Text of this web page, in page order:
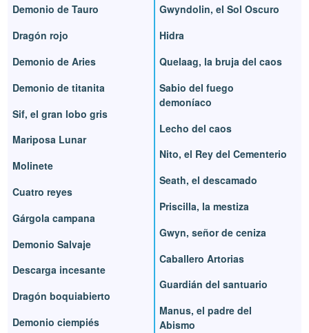
Demonio de Tauro
Dragón rojo
Demonio de Aries
Demonio de titanita
Sif, el gran lobo gris
Mariposa Lunar
Molinete
Cuatro reyes
Gárgola campana
Demonio Salvaje
Descarga incesante
Dragón boquiabierto
Demonio ciempiés
Gwyndolin, el Sol Oscuro
Hidra
Quelaag, la bruja del caos
Sabio del fuego
demoníaco
Lecho del caos
Nito, el Rey del Cementerio
Seath, el descamado
Priscilla, la mestiza
Gwyn, señor de ceniza
Caballero Artorias
Guardián del santuario
Manus, el padre del
Abismo